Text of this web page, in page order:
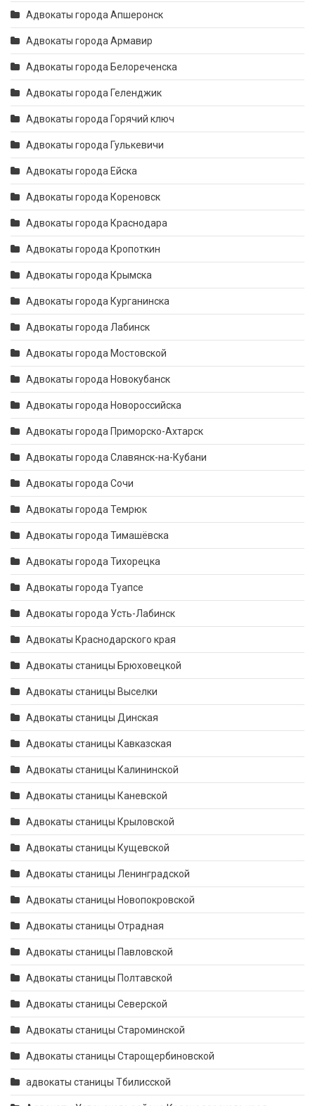
Адвокаты города Апшеронск
Адвокаты города Армавир
Адвокаты города Белореченска
Адвокаты города Геленджик
Адвокаты города Горячий ключ
Адвокаты города Гулькевичи
Адвокаты города Ейска
Адвокаты города Кореновск
Адвокаты города Краснодара
Адвокаты города Кропоткин
Адвокаты города Крымска
Адвокаты города Курганинска
Адвокаты города Лабинск
Адвокаты города Мостовской
Адвокаты города Новокубанск
Адвокаты города Новороссийска
Адвокаты города Приморско-Ахтарск
Адвокаты города Славянск-на-Кубани
Адвокаты города Сочи
Адвокаты города Темрюк
Адвокаты города Тимашёвска
Адвокаты города Тихорецка
Адвокаты города Туапсе
Адвокаты города Усть-Лабинск
Адвокаты Краснодарского края
Адвокаты станицы Брюховецкой
Адвокаты станицы Выселки
Адвокаты станицы Динская
Адвокаты станицы Кавказская
Адвокаты станицы Калининской
Адвокаты станицы Каневской
Адвокаты станицы Крыловской
Адвокаты станицы Кущевской
Адвокаты станицы Ленинградской
Адвокаты станицы Новопокровской
Адвокаты станицы Отрадная
Адвокаты станицы Павловской
Адвокаты станицы Полтавской
Адвокаты станицы Северской
Адвокаты станицы Староминской
Адвокаты станицы Старощербиновской
адвокаты станицы Тбилисской